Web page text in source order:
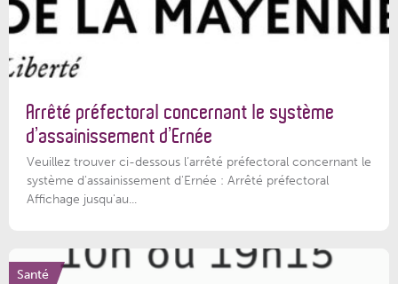
Arrêté préfectoral concernant le système
d’assainissement d’Ernée
Veuillez trouver ci-dessous l’arrêté préfectoral concernant le
système d'assainissement d'Ernée : Arrêté préfectoral
Affichage jusqu'au...
Santé